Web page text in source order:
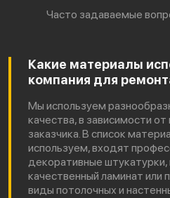
Часто задаваемые
Какие материалы
компания для
Мы используем
качества, в зависимости
заказчика. В список
используем, входят
декоративные
качественный ламинат или
виды потолочных и